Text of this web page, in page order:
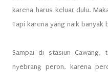
karena harus keluar dulu.
Tapi karena yang naik banyak
Sampai di stasiun Cawang,
nyebrang peron, karena